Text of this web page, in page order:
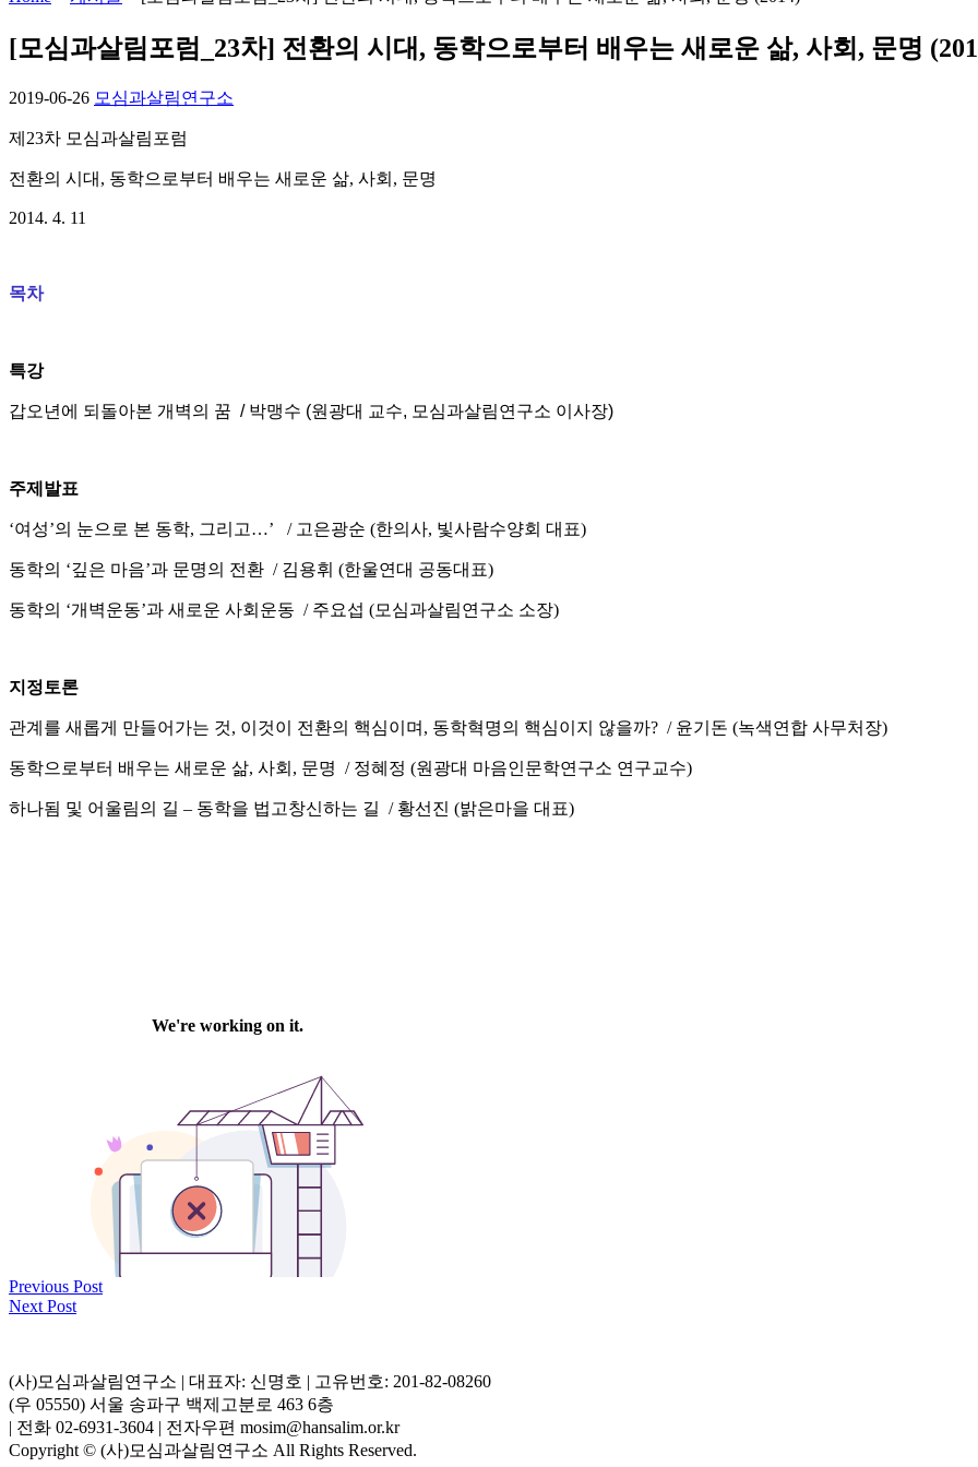
[모심과살림포럼_23차] 전환의 시대, 동학으로부터 배우는 새로운 삶, 사회, 문명
2019-06-26 모심과살림연구소
제23차 모심과살림포럼
전환의 시대, 동학으로부터 배우는 새로운 삶, 사회, 문명
2014. 4. 11
목차
특강
갑오년에 되돌아본 개벽의 꿈 / 박맹수 (원광대 교수, 모심과살림연구소 이사장)
주제발표
‘여성’의 눈으로 본 동학, 그리고…’ / 고은광순 (한의사, 빛사람수양회 대표)
동학의 ‘깊은 마음’과 문명의 전환 / 김용휘 (한울연대 공동대표)
동학의 ‘개벽운동’과 새로운 사회운동 / 주요섭 (모심과살림연구소 소장)
지정토론
관계를 새롭게 만들어가는 것, 이것이 전환의 핵심이며, 동학혁명의 핵심이지 않을까? / 윤기돈 (녹색연합 사무처장)
동학으로부터 배우는 새로운 삶, 사회, 문명 / 정혜정 (원광대 마음인문학연구소 연구교수)
하나됨 및 어울림의 길 – 동학을 법고창신하는 길 / 황선진 (밝은마을 대표)
Previous Post
Next Post
(사)모심과살림연구소 | 대표자: 신명호 | 고유번호: 201-82-08260
(우 05550) 서울 송파구 백제고분로 463 6층
| 전화 02-6931-3604 | 전자우편 mosim@hansalim.or.kr
Copyright © (사)모심과살림연구소 All Rights Reserved.